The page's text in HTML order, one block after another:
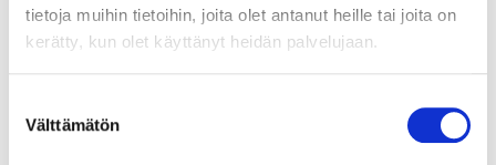
tietoja muihin tietoihin, joita olet antanut heille tai joita on
kerätty, kun olet käyttänyt heidän palvelujaan.
valinta
Välttämätön
sinen/